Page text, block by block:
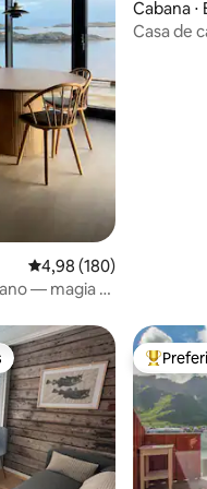
4,98 de uma avaliação
4,98 (180)
— magia e
Cabana ⋅
Casa de
dos hóspedes Entre